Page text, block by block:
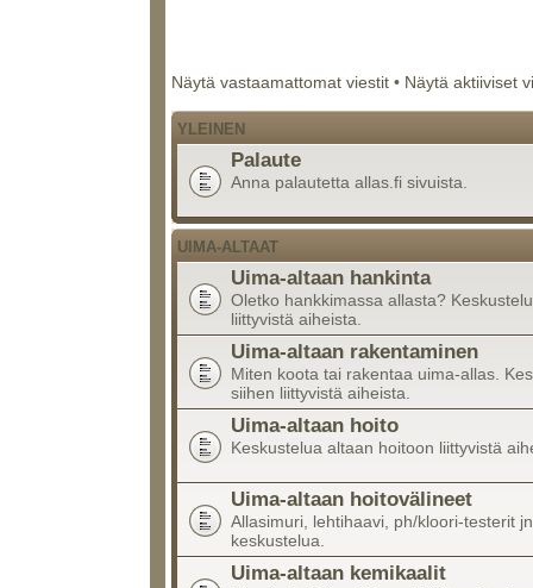
Näytä vastaamattomat viestit • Näytä aktiiviset
YLEINEN
Palaute
Anna palautetta allas.fi sivuista.
UIMA-ALTAAT
Uima-altaan hankinta
Oletko hankkimassa allasta?
liittyvistä aiheista.
Uima-altaan rakentaminen
Miten koota tai rakentaa uima-allas.
siihen liittyvistä aiheista.
Uima-altaan hoito
Keskustelua altaan hoitoon liittyvistä
Uima-altaan hoitovälineet
Allasimuri, lehtihaavi, ph/kloori-testerit
keskustelua.
Uima-altaan kemikaalit